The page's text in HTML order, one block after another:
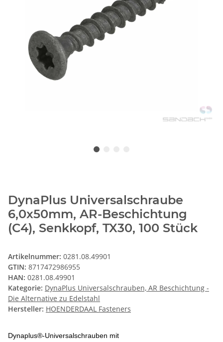
DynaPlus Universalschraube
6,0x50mm, AR-Beschichtung
(C4), Senkkopf, TX30, 100 Stück
Artikelnummer: 0281.08.49901
GTIN: 8717472986955
HAN: 0281.08.49901
Kategorie: DynaPlus Universalschrauben, AR Beschichtung -
Die Alternative zu Edelstahl
Hersteller: HOENDERDAAL Fasteners
Dynaplus®-Universalschrauben mit